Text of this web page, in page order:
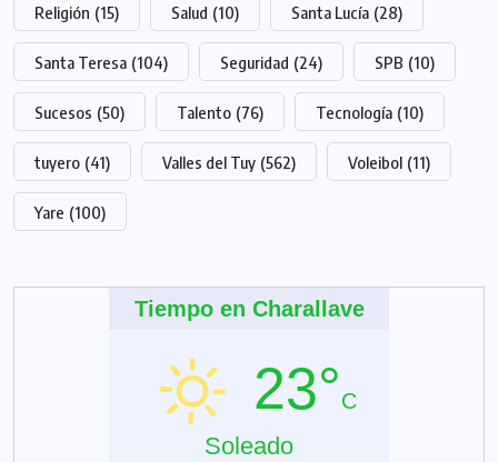
Religión (15) Salud (10) Santa Lucía (28)
Santa Teresa (104) Seguridad (24) SPB (10)
Sucesos (50) Talento (76) Tecnología (10)
tuyero (41) Valles del Tuy (562) Voleibol (11)
Yare (100)
Tiempo en Charallave
23°C
Soleado